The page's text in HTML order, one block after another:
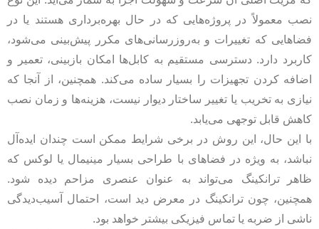
نصب معمولاً در پروژه‌هایی که در حال بهره‌برداری هستند یا در
فضاهایی که تغییرات و به‌روزرسانی‌های مکرر پیش‌بینی می‌شود،
کاربرد دارد. دسترسی مستقیم به کابل‌ها امکان بازبینی، تعمیر و
اضافه کردن تجهیزات را بسیار ساده می‌کند. همچنین، از آنجا که
نیازی به تخریب یا تغییر ساختار دیوار نیست، هزینه‌ها و زمان نصب
کاهش قابل توجهی می‌یابد.
با این حال، این روش در برخی شرایط ممکن است چندان ایده‌آل
نباشد، به‌ ویژه در فضاهای با طراحی بسیار مینیمال یا لوکس که
ظاهر ترانکینگ می‌تواند به عنوان عنصری مزاحم دیده شود.
همچنین، چون ترانکینگ در معرض دید است، احتمال آسیب‌دیدگی
ناشی از ضربه یا تماس فیزیکی بیشتر خواهد بود.